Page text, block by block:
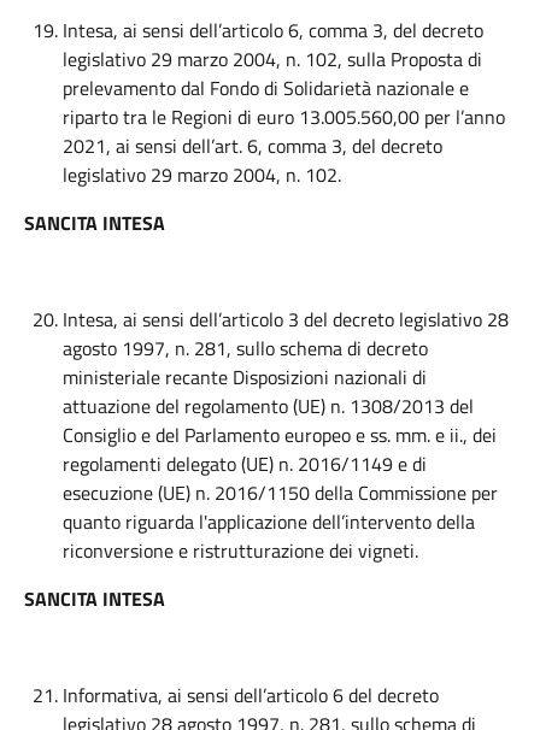
Intesa, ai sensi dell’articolo 6, comma 3, del decreto
legislativo 29 marzo 2004, n. 102, sulla Proposta di
prelevamento dal Fondo di Solidarietà nazionale e
riparto tra le Regioni di euro 13.005.560,00 per l’anno
2021, ai sensi dell’art. 6, comma 3, del decreto
legislativo 29 marzo 2004, n. 102.
SANCITA INTESA
Intesa, ai sensi dell’articolo 3 del decreto legislativo 28
agosto 1997, n. 281, sullo schema di decreto
ministeriale recante Disposizioni nazionali di
attuazione del regolamento (UE) n. 1308/2013 del
Consiglio e del Parlamento europeo e ss. mm. e ii., dei
regolamenti delegato (UE) n. 2016/1149 e di
esecuzione (UE) n. 2016/1150 della Commissione per
quanto riguarda l'applicazione dell’intervento della
riconversione e ristrutturazione dei vigneti.
SANCITA INTESA
Informativa, ai sensi dell’articolo 6 del decreto
legislativo 28 agosto 1997, n. 281, sullo schema di